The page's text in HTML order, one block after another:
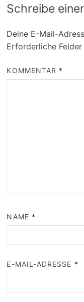
Schreibe
Deine E-Mail-
Erforderliche
KOMMENTAR *
NAME *
E-MAIL-ADRESSE *